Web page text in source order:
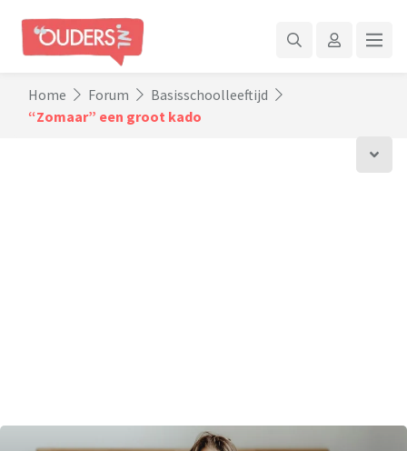
Home Forum
Basisschoolleeftijd
“Zomaar” een groot kado